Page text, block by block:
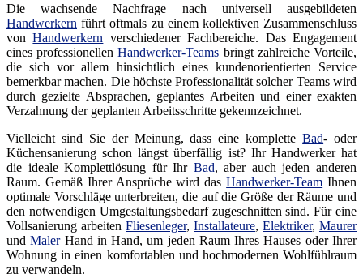
Die wachsende Nachfrage nach universell ausgebildeten
Handwerkern führt oftmals zu einem kollektiven Zusammenschluss
vonHandwerkern verschiedener Fachbereiche. Das Engagement
eines professionellenHandwerker-Teams bringt zahlreiche Vorteile,
die sich vor allem hinsichtlich eines kundenorientierten Service
bemerkbar machen. Die höchste Professionalität solcher Teams wird
durch gezielte Absprachen, geplantes Arbeiten und einer exakten
Verzahnung der geplanten Arbeitsschritte gekennzeichnet.
Vielleicht sind Sie der Meinung, dass eine kompletteBad- oder
Küchensanierung schon längst überfällig ist? Ihr Handwerker hat
die ideale Komplettlösung für Ihr Bad, aber auch jeden anderen
Raum. Gemäß Ihrer Ansprüche wird dasHandwerker-Team Ihnen
optimale Vorschläge unterbreiten, die auf die Größe der Räume und
den notwendigen Umgestaltungsbedarf zugeschnitten sind. Für eine
Vollsanierung arbeiten Fliesenleger, Installateure, Elektriker, Maurer
undMalerHand in Hand, um jeden Raum Ihres Hauses oder Ihrer
Wohnung in einen komfortablen und hochmodernen Wohlfühlraum
zu verwandeln.